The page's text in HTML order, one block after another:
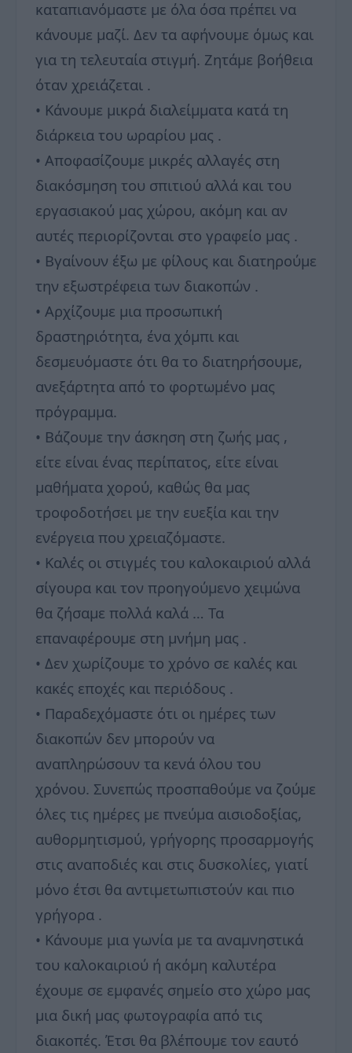
καταπιανόμαστε με όλα όσα πρέπει να
κάνουμε μαζί. Δεν τα αφήνουμε όμως και
για τη τελευταία στιγμή. Ζητάμε βοήθεια
όταν χρειάζεται .
• Κάνουμε μικρά διαλείμματα κατά τη
διάρκεια του ωραρίου μας .
• Αποφασίζουμε μικρές αλλαγές στη
διακόσμηση του σπιτιού αλλά και του
εργασιακού μας χώρου, ακόμη και αν
αυτές περιορίζονται στο γραφείο μας .
• Βγαίνουν έξω με φίλους και διατηρούμε
την εξωστρέφεια των διακοπών .
• Αρχίζουμε μια προσωπική
δραστηριότητα, ένα χόμπι και
δεσμευόμαστε ότι θα το διατηρήσουμε,
ανεξάρτητα από το φορτωμένο μας
πρόγραμμα.
• Βάζουμε την άσκηση στη ζωής μας ,
είτε είναι ένας περίπατος, είτε είναι
μαθήματα χορού, καθώς θα μας
τροφοδοτήσει με την ευεξία και την
ενέργεια που χρειαζόμαστε.
• Καλές οι στιγμές του καλοκαιριού αλλά
σίγουρα και τον προηγούμενο χειμώνα
θα ζήσαμε πολλά καλά … Τα
επαναφέρουμε στη μνήμη μας .
• Δεν χωρίζουμε το χρόνο σε καλές και
κακές εποχές και περιόδους .
• Παραδεχόμαστε ότι οι ημέρες των
διακοπών δεν μπορούν να
αναπληρώσουν τα κενά όλου του
χρόνου. Συνεπώς προσπαθούμε να ζούμε
όλες τις ημέρες με πνεύμα αισιοδοξίας,
αυθορμητισμού, γρήγορης προσαρμογής
στις αναποδιές και στις δυσκολίες, γιατί
μόνο έτσι θα αντιμετωπιστούν και πιο
γρήγορα .
• Κάνουμε μια γωνία με τα αναμνηστικά
του καλοκαιριού ή ακόμη καλυτέρα
έχουμε σε εμφανές σημείο στο χώρο μας
μια δική μας φωτογραφία από τις
διακοπές. Έτσι θα βλέπουμε τον εαυτό